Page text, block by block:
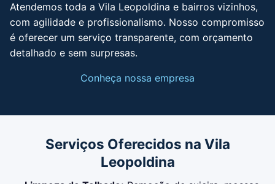
Atendemos toda a Vila Leopoldina e bairros vizinhos,
com agilidade e profissionalismo. Nosso compromisso
é oferecer um serviço transparente, com orçamento
detalhado e sem surpresas.
Conheça nossa empresa
Serviços Oferecidos na Vila
Leopoldina